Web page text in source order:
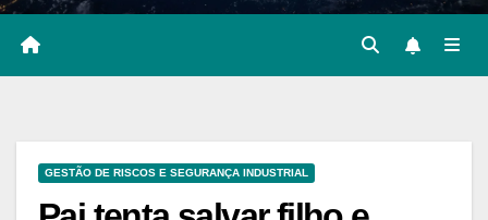
GESTÃO DE RISCOS E SEGURANÇA INDUSTRIAL